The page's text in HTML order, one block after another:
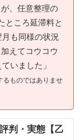
、任意整理の
ところ延滞料と
も同様の状況
えてコウコウ
いました」
ものではありませ
判・実態【乙